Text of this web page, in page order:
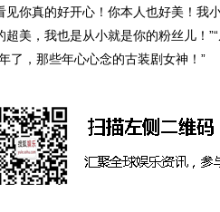
你真的好开心！你本人也好美！我
美，我也是从小就是你的粉丝儿！
了，那些年心心念的古装剧女神！”